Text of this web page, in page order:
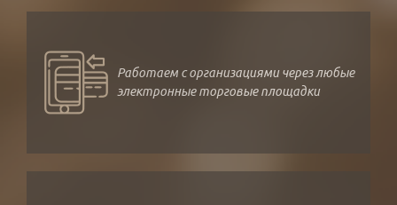
Работаем с организациями через любые
электронные торговые площадки